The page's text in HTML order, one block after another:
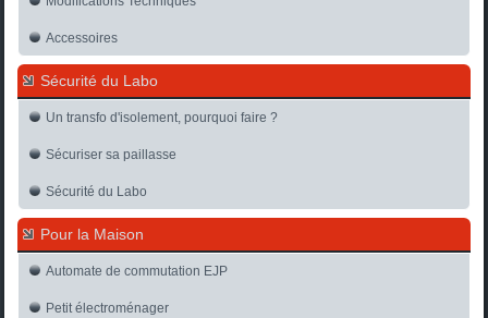
Accessoires
Sécurité du Labo
Un transfo d'isolement, pourquoi faire ?
Sécuriser sa paillasse
Sécurité du Labo
Pour la Maison
Automate de commutation EJP
Petit électroménager